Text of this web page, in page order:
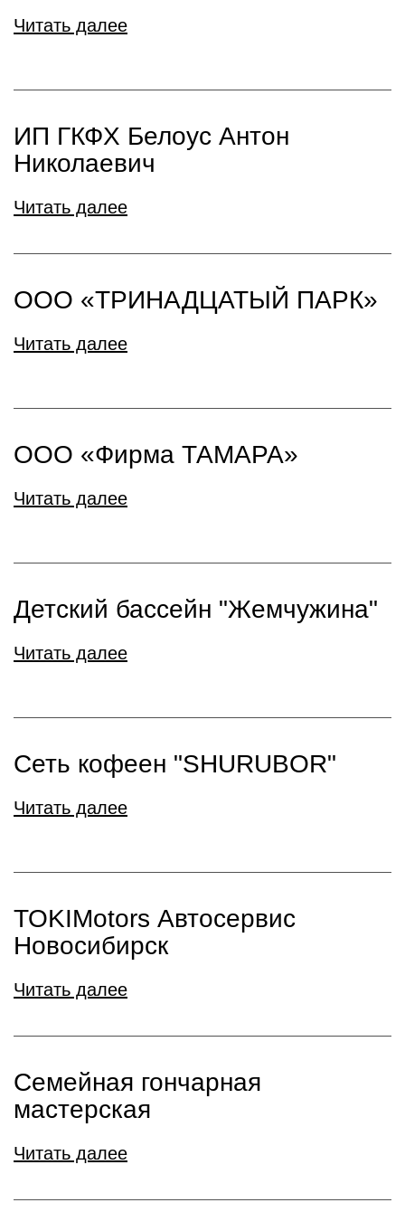
Читать далее
ИП ГКФХ Белоус Антон
Николаевич
Читать далее
ООО «ТРИНАДЦАТЫЙ ПАРК»
Читать далее
ООО «Фирма ТАМАРА»
Читать далее
Детский бассейн "Жемчужина"
Читать далее
Сеть кофеен "SHURUBOR"
Читать далее
TOKIMotors Автосервис
Новосибирск
Читать далее
Семейная гончарная
мастерская
Читать далее